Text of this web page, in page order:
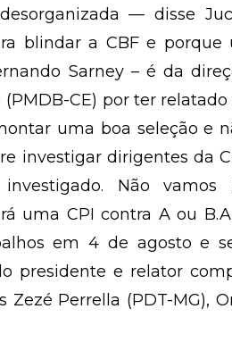
— disse
blindar a CBF e
Sarney – é da
(PMDB-CE) por ter
uma boa seleção e
investigar dirigentes da
Não
uma CPI contra A ou
em 4 de agosto e
presidente e relator
Zezé Perrella (PDT-MG),